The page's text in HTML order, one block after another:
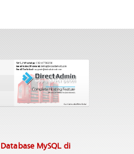
MySQL di